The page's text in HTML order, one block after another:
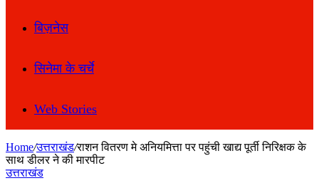
बिज़नेस
सिनेमा के चर्चे
Web Stories
Home/उत्तराखंड/राशन वितरण मे अनियमित्ता पर पहुंची खाद्य पूर्ती निरिक्षक के
साथ डीलर ने की मारपीट
उत्तराखंड